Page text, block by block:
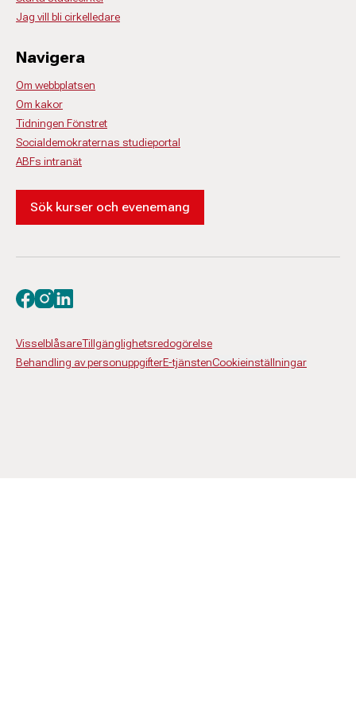
Jag vill bli cirkelledare
Navigera
Om webbplatsen
Om kakor
Tidningen Fönstret
Socialdemokraternas studieportal
ABFs intranät
Sök kurser och evenemang
VisselblåsareTillgänglighetsredogörelse
Behandling av personuppgifterE-tjänstenCookieinställningar
Besök oss på facebook
Besök oss på instagram
Besök oss på linkedin